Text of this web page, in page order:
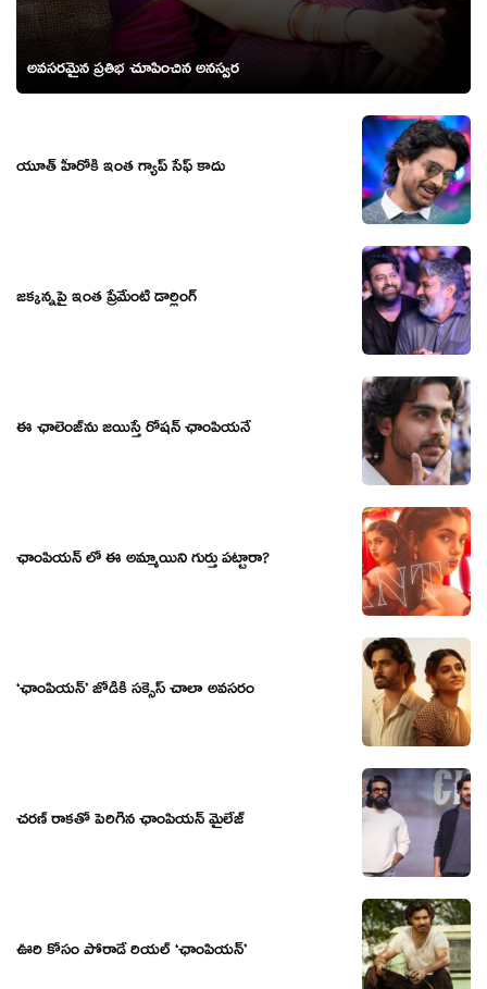
అవసరమైన ప్రతిభ చూపించిన అనస్వర
యూత్ హీరోకి ఇంత గ్యాప్ సేఫ్ కాదు
జక్కన్నపై ఇంత ప్రేమేంటి డార్లింగ్
ఈ ఛాలెంజ్‌ను జయిస్తే రోషన్‌ ఛాంపియనే
ఛాంపియన్ లో ఈ అమ్మాయిని గుర్తు పట్టారా?
‘ఛాంపియన్’ జోడికి సక్సెస్ చాలా అవసరం
చరణ్ రాకతో పెరిగిన ఛాంపియన్ మైలేజ్
ఊరి కోసం పోరాడే రియల్ ‘ఛాంపియన్’